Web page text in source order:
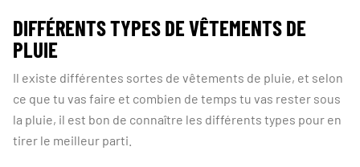
DIFFÉRENTS TYPES DE VÊTEMENTS DE
PLUIE
Il existe différentes sortes de vêtements de pluie, et selon
ce que tu vas faire et combien de temps tu vas rester sous
la pluie, il est bon de connaître les différents types pour en
tirer le meilleur parti.